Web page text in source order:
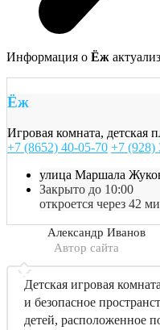
Информация о Ёж
Ёж
Игровая комната, детская
+7 (8652) 40-05-70 +7 (928)
улица Маршала
Закрыто до 10:00
откроется через 42
Александр Иванов
Автор сайта
Детская игровая
и безопасное
детей, расположенное